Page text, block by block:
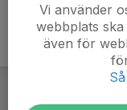
Vi använder
webbplats
även för